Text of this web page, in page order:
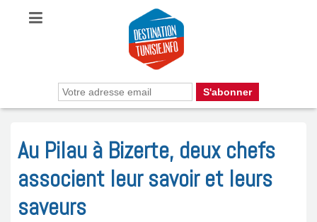
Au Pilau à Bizerte, deux chefs
associent leur savoir et leurs
saveurs